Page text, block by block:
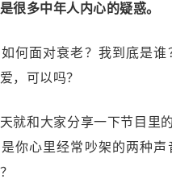
很多中年人内心的疑惑。
何面对衰老？我到底是谁
，可以吗？
就和大家分享一下节目里的
你心里经常吵架的两种声